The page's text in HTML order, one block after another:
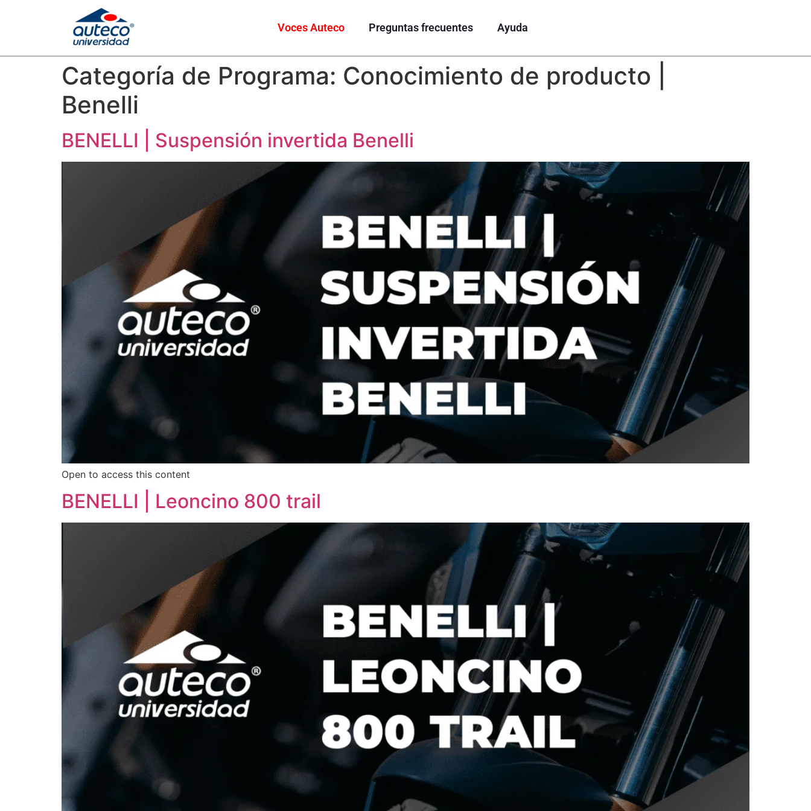
Voces Auteco Preguntas frecuentes Ayuda
Categoría de Programa: Conocimiento de producto |
Benelli
BENELLI | Suspensión invertida Benelli
Open to access this content
BENELLI | Leoncino 800 trail